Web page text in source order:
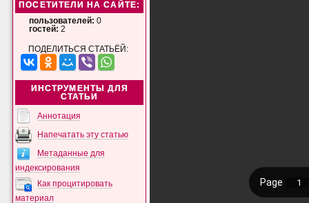
ПОСЕТИТЕЛИ НА САЙТЕ:
пользователей: 0
гостей: 2
ПОДЕЛИТЬСЯ СТАТЬЁЙ:
ИНСТРУМЕНТЫ ДЛЯ
СТАТЬИ
Аннотация
Напечатать эту статью
Метаданные для
индексирования
Как процитировать
материал